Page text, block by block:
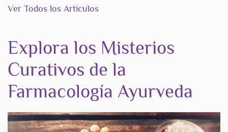
Ver Todos los Artículos
Explora los Misterios
Curativos de la
Farmacología Ayurveda